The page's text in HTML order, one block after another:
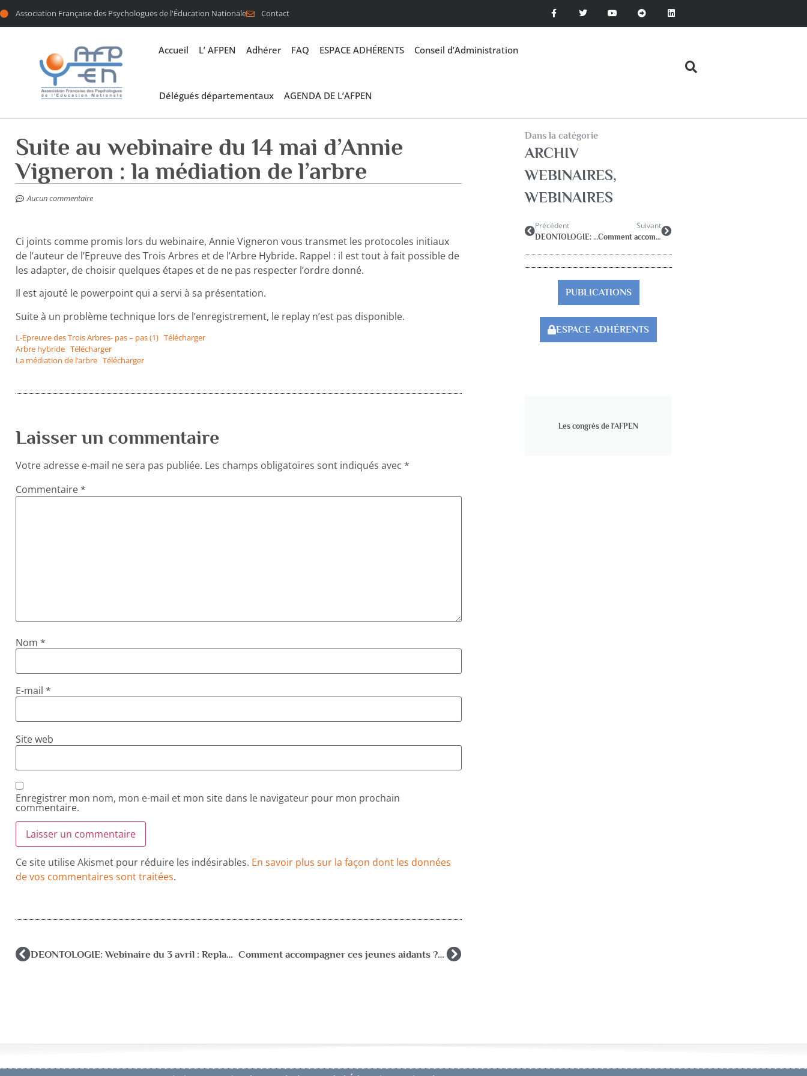
Association Française des Psychologues de l'Éducation Nationale Contact
Accueil L’ AFPEN Adhérer FAQ ESPACE ADHÉRENTS Conseil d’Administration
Délégués départementaux AGENDA DE L’AFPEN
Suite au webinaire du 14 mai d’Annie
Vigneron : la médiation de l’arbre
Aucun commentaire
Ci joints comme promis lors du webinaire, Annie Vigneron vous transmet les protocoles initiaux
de l’auteur de l’Epreuve des Trois Arbres et de l’Arbre Hybride. Rappel : il est tout à fait possible de
les adapter, de choisir quelques étapes et de ne pas respecter l’ordre donné.
Il est ajouté le powerpoint qui a servi à sa présentation.
Suite à un problème technique lors de l’enregistrement, le replay n’est pas disponible.
L-Epreuve des Trois Arbres- pas – pas (1) Télécharger
Arbre hybride Télécharger
La médiation de l’arbre Télécharger
Laisser un commentaire
Votre adresse e-mail ne sera pas publiée. Les champs obligatoires sont indiqués avec *
Commentaire*
Nom *
E-mail *
Site web
Enregistrer mon nom, mon e-mail et mon site dans le navigateur pour mon prochain
commentaire.
Ce site utilise Akismet pour réduire les indésirables. En savoir plus sur la façon dont les données
de vos commentaires sont traitées.
DEONTOLOGIE: Webinaire du 3 avril : Replay disponible ici Comment accompagner ces jeunes aidants ? Quels accompagnements et quel rôle pour le psychologue de l’Éducation nationale ?
Dans la catégorie
ARCHIV
WEBINAIRES,
WEBINAIRES
Précédent
DEONTOLOGIE: Webinaire du 3 avril : Replay disponible ici
Suivant
Comment accompagner ces jeunes aidants ? Quels accompagnements et quel rôle pour le psychologue de l’Éducation nationale ?
PUBLICATIONS
ESPACE ADHÉRENTS
Les congrès de l'AFPEN